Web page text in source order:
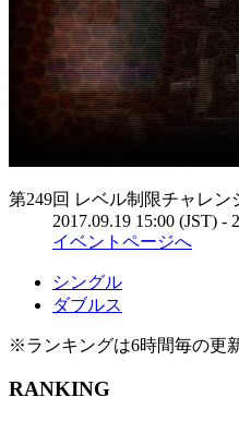
第249回 レベル制限チャレン
2017.09.19 15:00 (JST) -
イベントページへ
シングル
ダブルス
※ランキングは6時間毎の更
RANKING